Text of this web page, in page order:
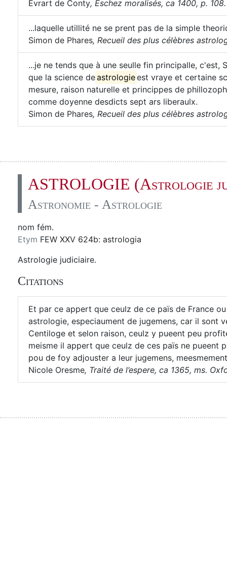
Evrart de Conty, Eschez moralisés, ca 1400, p. 108.
...laquelle utillité ne se prent pas de la simple
Simon de Phares, Recueil des plus célèbres
...je ne tends que à une seulle fin principalle,
que la science deastrologieest vraye et certaine
mesure, raison naturelle et princippes de
comme doyenne desdicts sept ars liberaulx.
Simon de Phares, Recueil des plus célèbres
ASTROLOGIE (Astrologie
Astronomie - Astrologie
nom fém.
Etym FEW XXV 624b: astrologia
Astrologie judiciaire.
Citations
Et par ce appert que ceulz de ce païs de France
astrologie, especiaument de jugemens, car il sont
Centiloge et selon raison, ceulz y pueent peu
meisme il appert que ceulz de ces païs ne
pou de foy adjouster a leur jugemens,
Nicole Oresme, Traité de l’espere, ca 1365, ms.